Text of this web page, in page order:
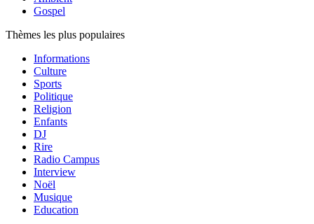
Gospel
Thèmes les plus populaires
Informations
Culture
Sports
Politique
Religion
Enfants
DJ
Rire
Radio Campus
Interview
Noël
Musique
Education